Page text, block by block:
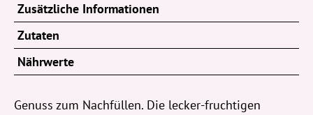
Zusätzliche Informationen
Zutaten
Nährwerte
Genuss zum Nachfüllen. Die lecker-fruchtigen